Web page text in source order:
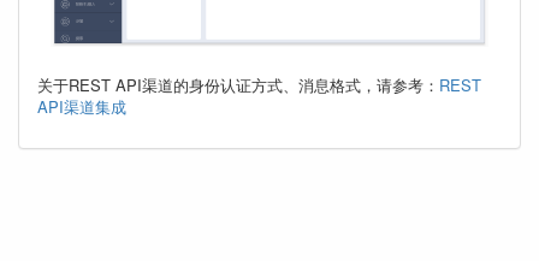
关于REST API渠道的身份认证方式、消息格式，请参考： REST
API渠道集成